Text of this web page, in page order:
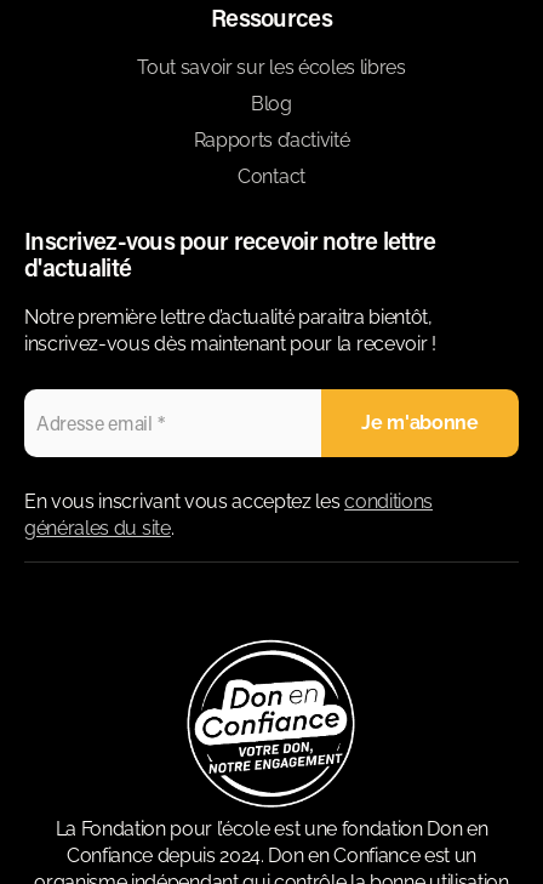
Ressources
Tout savoir sur les écoles libres
Blog
Rapports d’activité
Contact
Inscrivez-vous pour recevoir notre lettre
d'actualité
Notre première lettre d’actualité paraitra bientôt,
inscrivez-vous dès maintenant pour la recevoir !
En vous inscrivant vous acceptez lesconditions
générales du site.
La Fondation pour l’école est une fondation Don en
Confiance depuis 2024. Don en Confiance est un